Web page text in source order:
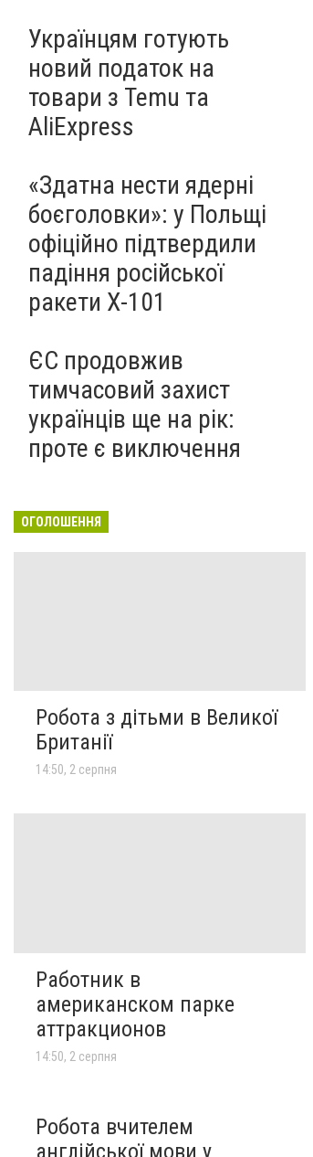
Українцям готують
новий податок на
товари з Temu та
AliExpress
«Здатна нести ядерні
боєголовки»: у Польщі
офіційно підтвердили
падіння російської
ракети Х-101
ЄС продовжив
тимчасовий захист
українців ще на рік:
проте є виключення
ОГОЛОШЕННЯ
Робота з дітьми в Великої
Британії
14:50, 2 серпня
Работник в
американском парке
аттракционов
14:50, 2 серпня
Робота вчителем
англійської мови у